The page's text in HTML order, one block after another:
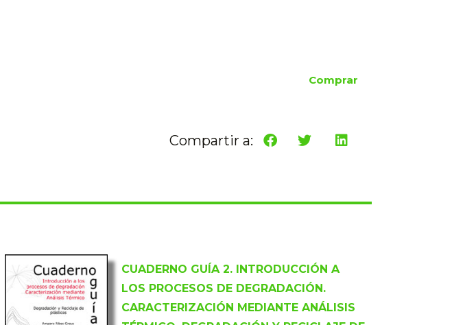
Comprar
Compartir a:
CUADERNO GUÍA 2. INTRODUCCIÓN A
LOS PROCESOS DE DEGRADACIÓN.
CARACTERIZACIÓN MEDIANTE ANÁLISIS